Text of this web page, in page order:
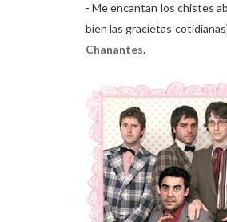
- Me encantan los chistes
bien las gracietas
Chanantes.